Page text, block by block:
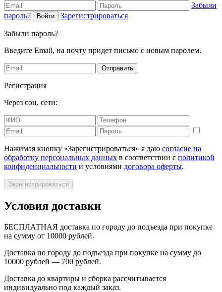
Забыли
пароль?
Войти Зарегистрироваться
Забыли пароль?
Введите Email, на почту придет письмо с новым паролем.
Отправить
Регистрация
Через соц. сети:
Нажимая кнопку «Зарегистрироваться» я даю согласие на
обработку персональных данных в соответствии с политикой
конфиденциальности и условиями договора оферты.
Зарегистрироваться
Условия доставки
БЕСПЛАТНАЯ доставка по городу до подъезда при покупке
на сумму от 10000 рублей.
Доставка по городу до подъезда при покупке на сумму до
10000 рублей — 700 рублей.
Доставка до квартиры и сборка рассчитывается
индивидуально под каждый заказ.